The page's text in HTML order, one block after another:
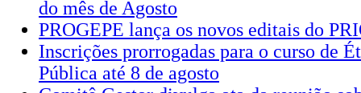
do mês de Agosto
PROGEPE lança os novos editais do
Inscrições prorrogadas para o curso de
Pública até 8 de agosto